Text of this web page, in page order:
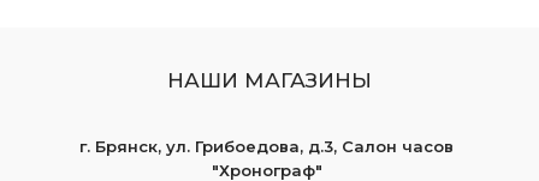
НАШИ МАГАЗИНЫ
г. Брянск, ул. Грибоедова, д.3, Салон часов
"Хронограф"